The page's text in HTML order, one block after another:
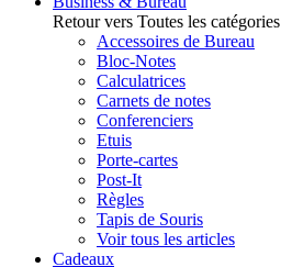
Retour vers Toutes les catégories
Accessoires de Bureau
Bloc-Notes
Calculatrices
Carnets de notes
Conferenciers
Etuis
Porte-cartes
Post-It
Règles
Tapis de Souris
Voir tous les articles
Cadeaux